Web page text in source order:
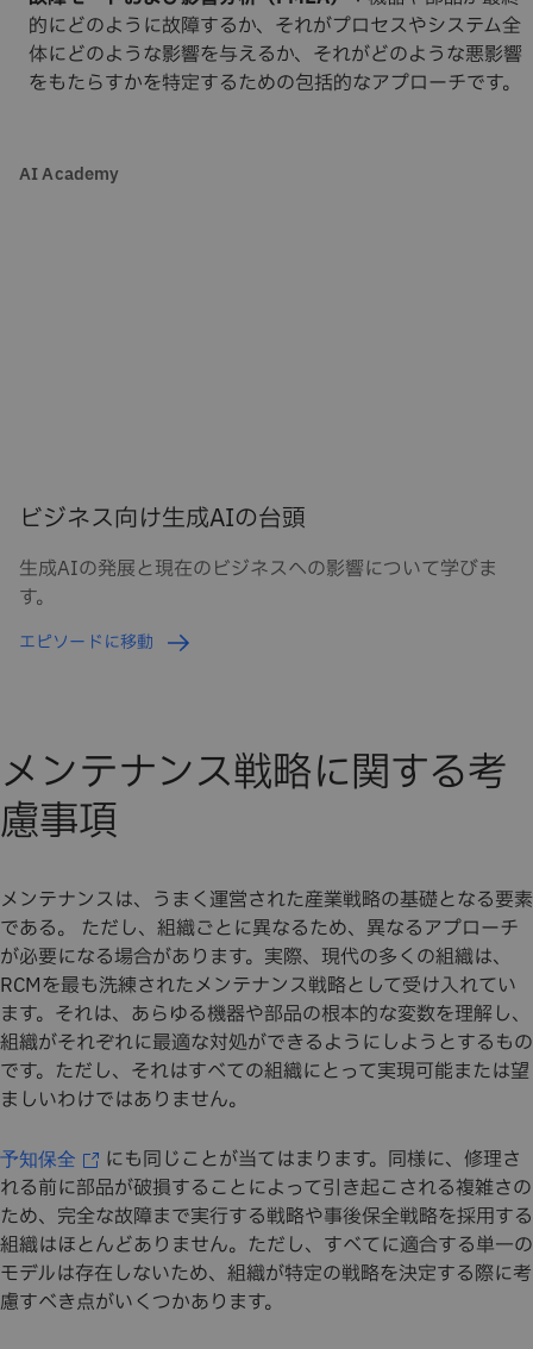
的にどのように故障するか、それがプロセスやシステム全
体にどのような影響を与えるか、それがどのような悪影響
をもたらすかを特定するための包括的なアプローチです。
AI Academy
ビジネス向け生成AIの台頭
生成AIの発展と現在のビジネスへの影響について学びま
す。
エピソードに移動
メンテナンス戦略に関する考
慮事項
メンテナンスは、うまく運営された産業戦略の基礎となる要素
である。 ただし、組織ごとに異なるため、異なるアプローチ
が必要になる場合があります。実際、現代の多くの組織は、
RCMを最も洗練されたメンテナンス戦略として受け入れてい
ます。それは、あらゆる機器や部品の根本的な変数を理解し、
組織がそれぞれに最適な対処ができるようにしようとするもの
です。ただし、それはすべての組織にとって実現可能または望
ましいわけではありません。
予知保全
にも同じことが当てはまります。同様に、修理さ
れる前に部品が破損することによって引き起こされる複雑さの
ため、完全な故障まで実行する戦略や事後保全戦略を採用する
組織はほとんどありません。ただし、すべてに適合する単一の
モデルは存在しないため、組織が特定の戦略を決定する際に考
慮すべき点がいくつかあります。